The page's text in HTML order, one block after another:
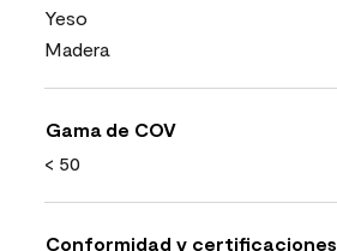
Yeso
Madera
Gama de COV
< 50
Conformidad y certificaciones